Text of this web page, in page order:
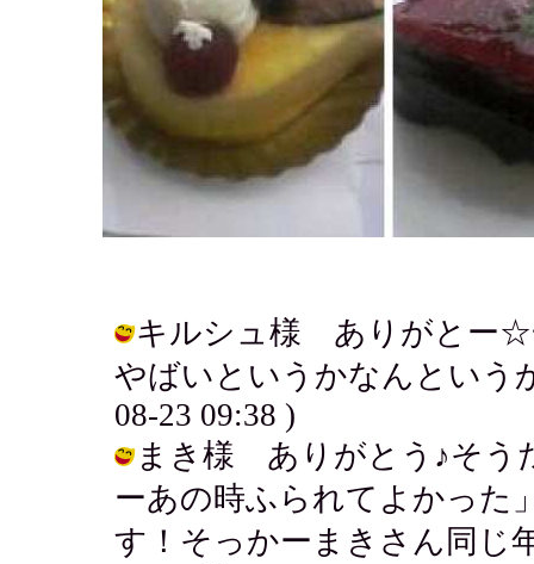
キルシュ様 ありがとー☆
やばいというかなんという
08-23 09:38 )
まき様 ありがとう♪そう
ーあの時ふられてよかった
す！そっかーまきさん同じ